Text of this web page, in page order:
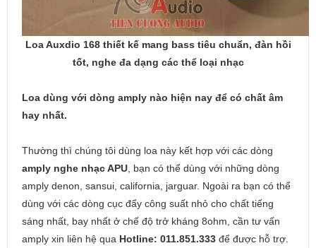
Loa Auxdio 168 thiết kế mang bass tiêu chuẩn, đàn hồi
tốt, nghe đa dạng các thể loại nhạc
Loa dùng với dòng amply nào hiện nay để có chất âm
hay nhất.
Thường thì chúng tôi dùng loa này kết hợp với các dòng
amply nghe nhạc APU, bạn có thể dùng với những dòng
amply denon, sansui, california, jarguar. Ngoài ra bạn có thể
dùng với các dòng cục đẩy công suất nhỏ cho chất tiếng
sáng nhất, bay nhất ở chế độ trở kháng 8ohm, cần tư vấn
amply xin liên hệ qua Hotline: 011.851.333 để được hỗ trợ.